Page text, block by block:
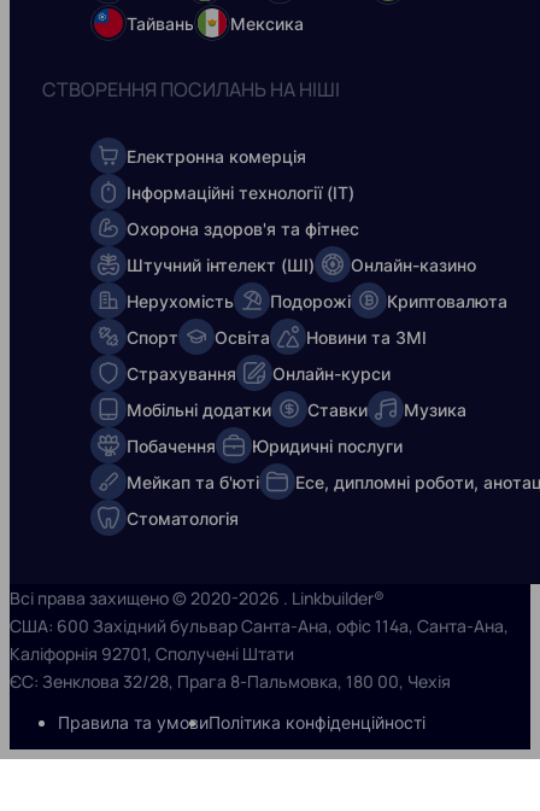
Тайвань
Мексика
СТВОРЕННЯ ПОСИЛАНЬ НА НІШІ
Електронна комерція
Інформаційні технології (ІТ)
Охорона здоров'я та фітнес
Штучний інтелект (ШІ)
Онлайн-казино
Нерухомість
Подорожі
Криптовалюта
Спорт
Освіта
Новини та ЗМІ
Страхування
Онлайн-курси
Мобільні додатки
Ставки
Музика
Побачення
Юридичні послуги
Мейкап та б'юті
Есе, дипломні роботи,
Стоматологія
Всі права захищено © 2020-2026 . Linkbuilder®
США: 600 Західний бульвар Санта-Ана, офіс 114a, Санта-Ана,
Каліфорнія 92701, Сполучені Штати
ЄС: Зенклова 32/28, Прага 8-Пальмовка, 180 00, Чехія
Правила та умовиПолітика конфіденційності